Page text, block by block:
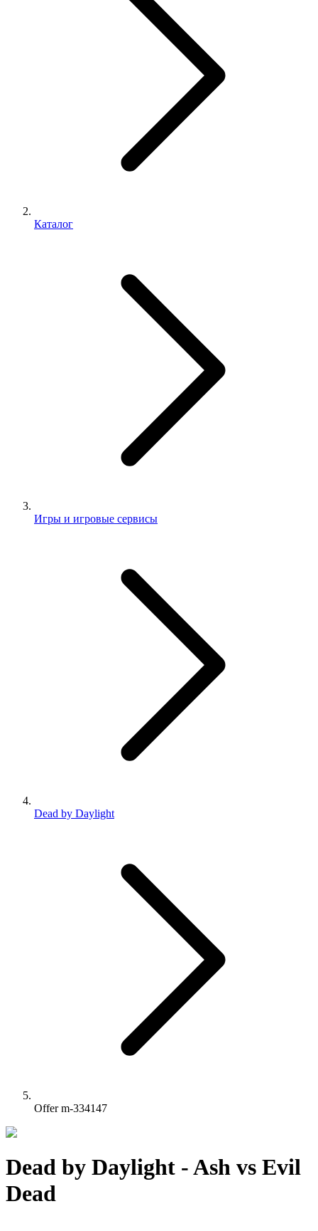
Каталог
Игры и игровые сервисы
Dead by Daylight
Offer m-334147
Dead by Daylight - Ash vs Evil
Dead